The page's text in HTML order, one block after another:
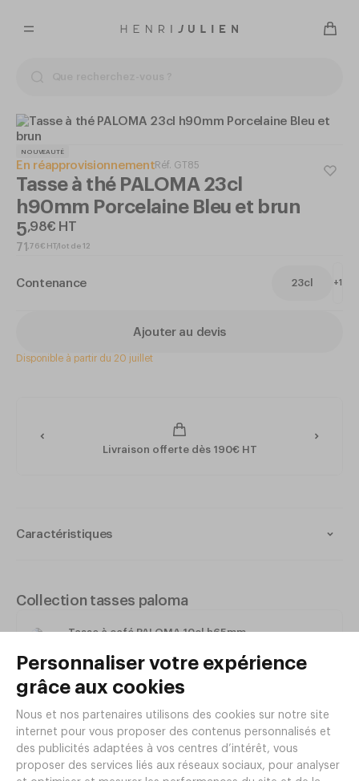
NOUVEAUTÉ
En réapprovisionnementRéf. GT85
Tasse à thé PALOMA 23cl
h90mm Porcelaine Bleu et brun
5,98€ HT
71 76€ HT/lot de 12
Contenance 23cl +1
Ajouter au devis
Disponible à partir du 20 juillet
Livraison offerte dès 190€ HT
Caractéristiques
Passe au lave-vaisselle
Contenance : 23cl
Collection tasses paloma
Tasse à café PALOMA 10cl h65mm
Réf. GT84|3, 98€ HT